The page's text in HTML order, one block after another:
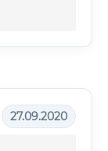
27.09.2020